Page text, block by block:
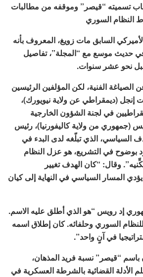
تسميته “قيصر” وموقفه من مطالبات
النظام السوري
السابق مات زويغ، المعروف بأنه
حديث موسع مع “المجلة”، تفاصيل
نحو عشر سنوات.
الفنية، لكن المؤلفين الرئيسين
إنجل (ديمقراطي عن ولاية نيويورك)،
في لجنة الشؤون الخارجية
(جمهوري من ولاية كاليفورنيا)، رئيس
السياسي، الذي تبلّغه لدى البدء في
بوضوح في التشريع، هو عزل النظام
وقال: “كان الهدف تغيير
المسار السياسي في النهاية إلى كيان
إد رويس “هو الذي أطلق عليه الاسم.
السوري وحلفائه. كان إطلاق اسمه
في آنٍ واحد”.
“قيصر” نسبة فريد المذهان،
الأدلة القضائية بالشرطة العسكرية في